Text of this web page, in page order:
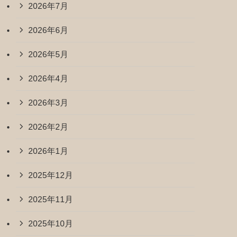
2026年7月
2026年6月
2026年5月
2026年4月
2026年3月
2026年2月
2026年1月
2025年12月
2025年11月
2025年10月